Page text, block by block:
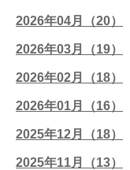
2026年04月（20）
2026年03月（19）
2026年02月（18）
2026年01月（16）
2025年12月（18）
2025年11月（13）